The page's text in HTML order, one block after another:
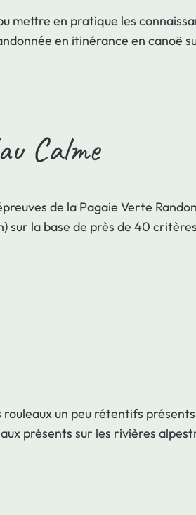
mettre en pratique les
en itinérance en
Calme
de la Pagaie Verte
sur la base de près de 40
rouleaux un peu rétentifs
présents sur les rivières